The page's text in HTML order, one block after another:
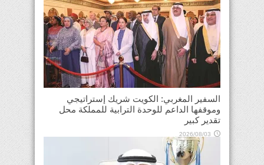
السفير المغربي: الكويت شريك إستراتيجي
وموقفها الداعم للوحدة الترابية للمملكة محل
تقدير كبير
2026/08/03